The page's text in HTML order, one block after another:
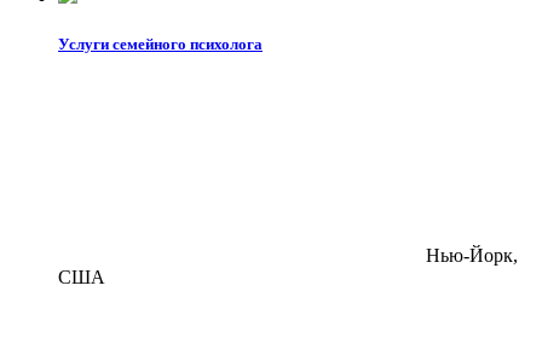
Услуги семейного психолога
Нью-Йорк,
США